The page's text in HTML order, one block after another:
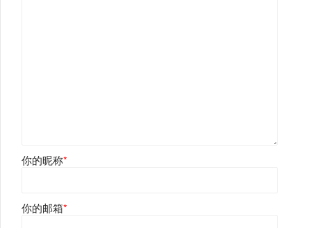
你的昵称*
你的邮箱*